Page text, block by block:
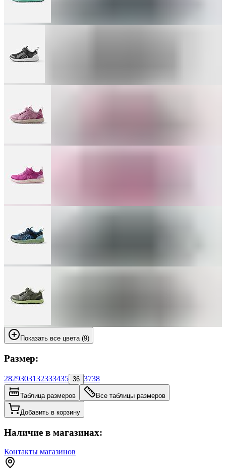
Показать все цвета (9)
Размер:
2829303132333435 36 3738
Таблица размеров Все таблицы размеров
Добавить в корзину
Наличие в магазинах:
Контакты магазинов